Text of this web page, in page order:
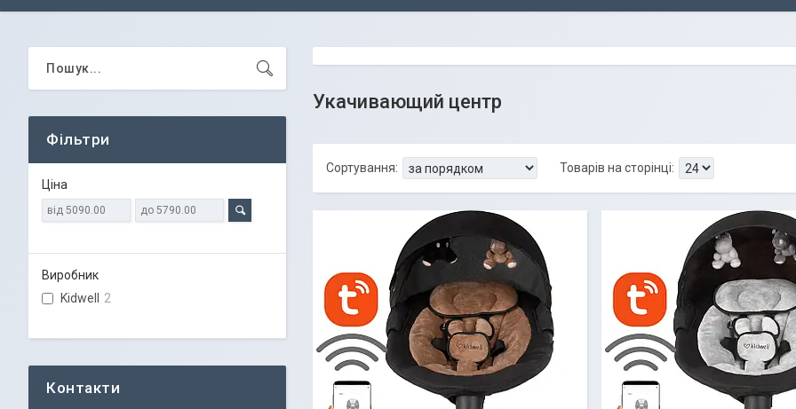
Укачивающий центр
Фільтри
Ціна
Виробник
Kidwell
2